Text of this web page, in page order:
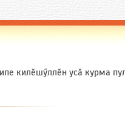
килӗшӳллӗн усӑ курма